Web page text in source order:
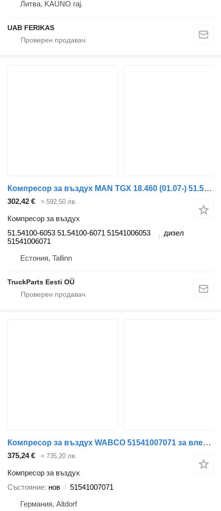
Литва, KAUNO raj.
UAB FERIKAS
Компресор за въздух MAN TGX 18.460 (01.07-) 51.54100-6053 за влекач MAN TGL, TGM, TGS, TGX (2005-2021)
302,42 € ≈ 592,50 лв.
Компресор за въздух
51.54100-6053 51.54100-6071 51541006053
51541006071
дизел
Естония, Tallinn
TruckParts Eesti OÜ
Компресор за въздух WABCO 51541007071 за влекач MAN TGA TGL TGM
375,24 € ≈ 735,20 лв.
Компресор за въздух
Състояние нов
51541007071
Германия, Altdorf